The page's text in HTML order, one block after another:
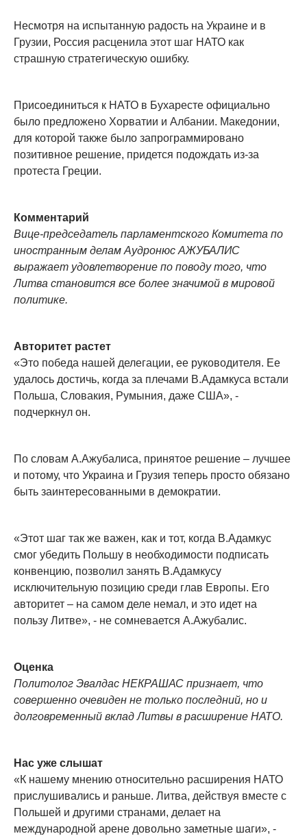
Несмотря на испытанную радость на Украине и в
Грузии, Россия расценила этот шаг НАТО как
страшную стратегическую ошибку.
Присоединиться к НАТО в Бухаресте официально
было предложено Хорватии и Албании. Македонии,
для которой также было запрограммировано
позитивное решение, придется подождать из-за
протеста Греции.
Комментарий
Вице-председатель парламентского Комитета по
иностранным делам Аудронюс АЖУБАЛИС
выражает удовлетворение по поводу того, что
Литва становится все более значимой в мировой
политике.
Авторитет растет
«Это победа нашей делегации, ее руководителя. Ее
удалось достичь, когда за плечами В.Адамкуса встали
Польша, Словакия, Румыния, даже США», -
подчеркнул он.
По словам А.Ажубалиса, принятое решение – лучшее
и потому, что Украина и Грузия теперь просто обязано
быть заинтересованными в демократии.
«Этот шаг так же важен, как и тот, когда В.Адамкус
смог убедить Польшу в необходимости подписать
конвенцию, позволил занять В.Адамкусу
исключительную позицию среди глав Европы. Его
авторитет – на самом деле немал, и это идет на
пользу Литве», - не сомневается А.Ажубалис.
Оценка
Политолог Эвалдас НЕКРАШАС признает, что
совершенно очевиден не только последний, но и
долговременный вклад Литвы в расширение НАТО.
Нас уже слышат
«К нашему мнению относительно расширения НАТО
прислушивались и раньше. Литва, действуя вместе с
Польшей и другими странами, делает на
международной арене довольно заметные шаги», -